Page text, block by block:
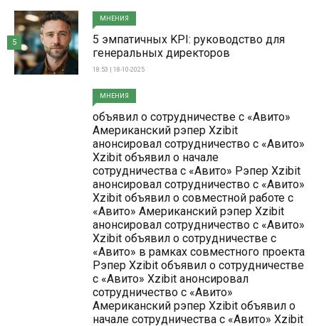
МНЕНИЯ
5 эмпатичных KPI: руководство для
генеральных директоров
18:53 | 18-10-2025
5
МНЕНИЯ
объявил о сотрудничестве с «Авито»
Американский рэпер Xzibit
анонсировал сотрудничество с «Авито»
Xzibit объявил о начале
сотрудничества с «Авито» Рэпер Xzibit
анонсировал сотрудничество с «Авито»
Xzibit объявил о совместной работе с
«Авито» Американский рэпер Xzibit
анонсировал сотрудничество с «Авито»
Xzibit объявил о сотрудничестве с
«Авито» в рамках совместного проекта
Рэпер Xzibit объявил о сотрудничестве
с «Авито» Xzibit анонсировал
сотрудничество с «Авито»
Американский рэпер Xzibit объявил о
начале сотрудничества с «Авито» Xzibit